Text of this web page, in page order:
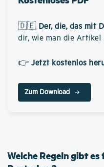
🇩🇪 Der, die, das mit
dir, wie man die
👉 Jetzt kostenlos
Zum Download
Welche Regeln gibt es